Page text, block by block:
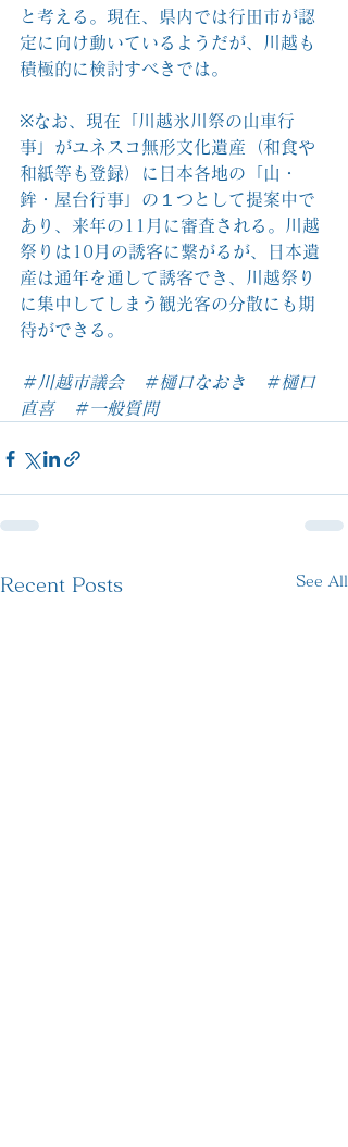
と考える。現在、県内では行田市が認
定に向け動いているようだが、川越も
積極的に検討すべきでは。
※なお、現在「川越氷川祭の山車行
事」がユネスコ無形文化遺産（和食や
和紙等も登録）に日本各地の「山・
鉾・屋台行事」の１つとして提案中で
あり、来年の11月に審査される。川越
祭りは10月の誘客に繋がるが、日本遺
産は通年を通して誘客でき、川越祭り
に集中してしまう観光客の分散にも期
待ができる。
＃川越市議会　＃樋口なおき　＃樋口
直喜　＃一般質問
Recent Posts See All